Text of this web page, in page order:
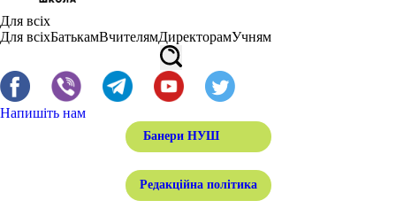
Для всіх
Для всіхБатькамВчителямДиректорамУчням
Напишіть нам
Банери НУШ
Редакційна політика